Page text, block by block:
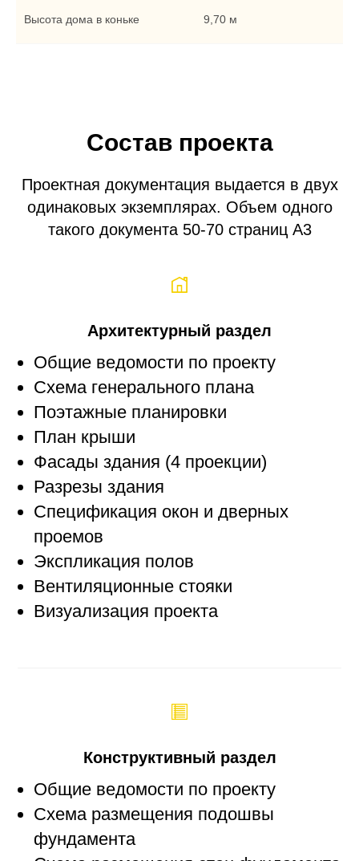
Высота дома в коньке 9,70 м
Состав проекта
Проектная документация выдается в двух
одинаковых экземплярах. Объем одного
такого документа 50-70 страниц A3
Архитектурный раздел
Общие ведомости по проекту
Схема генерального плана
Поэтажные планировки
План крыши
Фасады здания (4 проекции)
Разрезы здания
Спецификация окон и дверных
проемов
Экспликация полов
Вентиляционные стояки
Визуализация проекта
Конструктивный раздел
Общие ведомости по проекту
Схема размещения подошвы
фундамента